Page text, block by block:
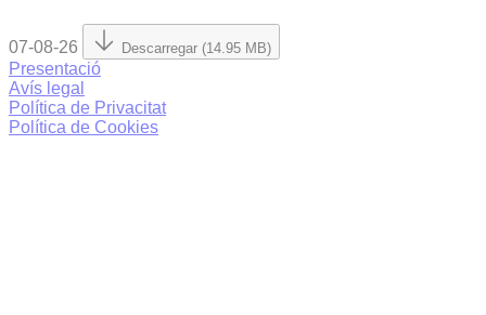
07-08-26 Descarregar (14.95 MB)
Presentació
Avís legal
Política de Privacitat
Política de Cookies